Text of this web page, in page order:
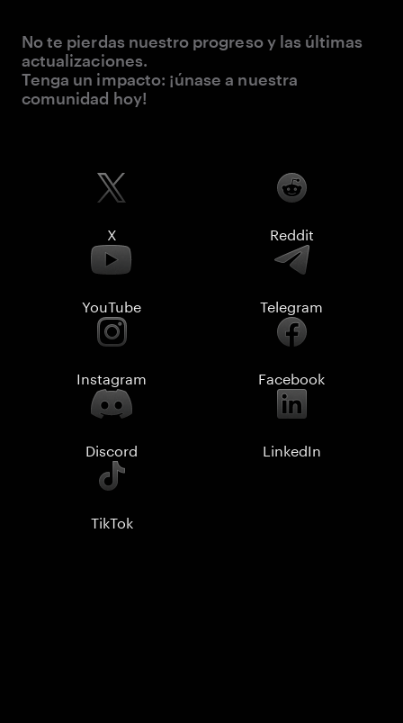
No te pierdas nuestro progreso y las últimas
actualizaciones.
Tenga un impacto: ¡únase a nuestra
comunidad hoy!
X Reddit
YouTube Telegram
Instagram Facebook
Discord LinkedIn
TikTok